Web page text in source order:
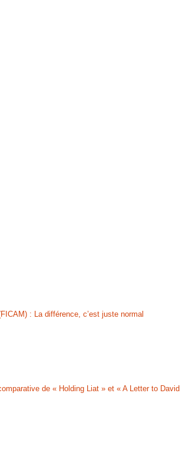
: La différence, c’est juste normal
de « Holding Liat » et « A Letter to David